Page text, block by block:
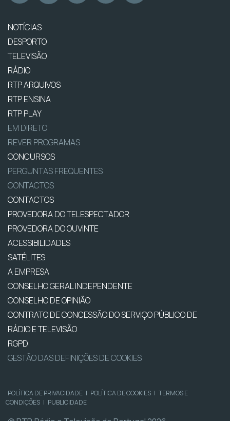
NOTÍCIAS
DESPORTO
TELEVISÃO
RÁDIO
RTP ARQUIVOS
RTP ENSINA
RTP PLAY
EM DIRETO
REVER PROGRAMAS
CONCURSOS
PERGUNTAS FREQUENTES
CONTACTOS
CONTACTOS
PROVEDORA DO TELESPECTADOR
PROVEDORA DO OUVINTE
ACESSIBILIDADES
SATÉLITES
A EMPRESA
CONSELHO GERAL INDEPENDENTE
CONSELHO DE OPINIÃO
CONTRATO DE CONCESSÃO DO SERVIÇO PÚBLICO DE
RÁDIO E TELEVISÃO
RGPD
GESTÃO DAS DEFINIÇÕES DE COOKIES
POLÍTICA DE PRIVACIDADE | POLÍTICA DE COOKIES | TERMOS E
CONDIÇÕES | PUBLICIDADE